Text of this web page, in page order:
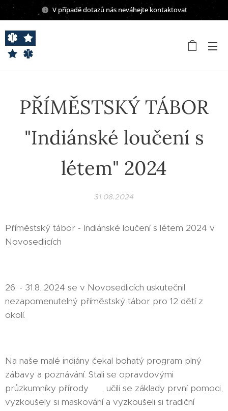
V případě dotazů nás neváhejte kontaktovat
PŘÍMĚSTSKÝ TÁBOR
"Indiánské loučení s
létem" 2024
31.08.2024
Příměstský tábor - Indiánské loučení s létem 2024 v
Novosedlicích
26. - 31.8. 2024 se v Novosedlicích uskutečnil
nezapomenutelný příměstský tábor pro 12 dětí z
okolí.
Na naše malé indiány čekal bohatý program plný
zábavy a poznávání. Stali se opravdovými
průzkumníky přírody 🌿, učili se základy první pomoci,
vyzkoušely si maskování a vyzkoušeli si tradiční